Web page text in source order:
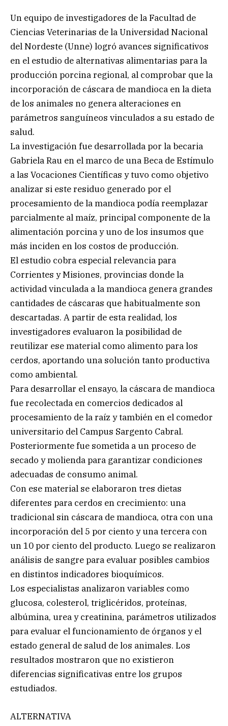
Un equipo de investigadores de la Facultad de
Ciencias Veterinarias de la Universidad Nacional
del Nordeste (Unne) logró avances significativos
en el estudio de alternativas alimentarias para la
producción porcina regional, al comprobar que la
incorporación de cáscara de mandioca en la dieta
de los animales no genera alteraciones en
parámetros sanguíneos vinculados a su estado de
salud.
La investigación fue desarrollada por la becaria
Gabriela Rau en el marco de una Beca de Estímulo
a las Vocaciones Científicas y tuvo como objetivo
analizar si este residuo generado por el
procesamiento de la mandioca podía reemplazar
parcialmente al maíz, principal componente de la
alimentación porcina y uno de los insumos que
más inciden en los costos de producción.
El estudio cobra especial relevancia para
Corrientes y Misiones, provincias donde la
actividad vinculada a la mandioca genera grandes
cantidades de cáscaras que habitualmente son
descartadas. A partir de esta realidad, los
investigadores evaluaron la posibilidad de
reutilizar ese material como alimento para los
cerdos, aportando una solución tanto productiva
como ambiental.
Para desarrollar el ensayo, la cáscara de mandioca
fue recolectada en comercios dedicados al
procesamiento de la raíz y también en el comedor
universitario del Campus Sargento Cabral.
Posteriormente fue sometida a un proceso de
secado y molienda para garantizar condiciones
adecuadas de consumo animal.
Con ese material se elaboraron tres dietas
diferentes para cerdos en crecimiento: una
tradicional sin cáscara de mandioca, otra con una
incorporación del 5 por ciento y una tercera con
un 10 por ciento del producto. Luego se realizaron
análisis de sangre para evaluar posibles cambios
en distintos indicadores bioquímicos.
Los especialistas analizaron variables como
glucosa, colesterol, triglicéridos, proteínas,
albúmina, urea y creatinina, parámetros utilizados
para evaluar el funcionamiento de órganos y el
estado general de salud de los animales. Los
resultados mostraron que no existieron
diferencias significativas entre los grupos
estudiados.
ALTERNATIVA